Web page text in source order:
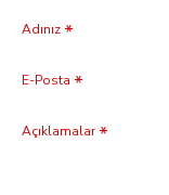
Adınız
E-Posta
Açıklamalar